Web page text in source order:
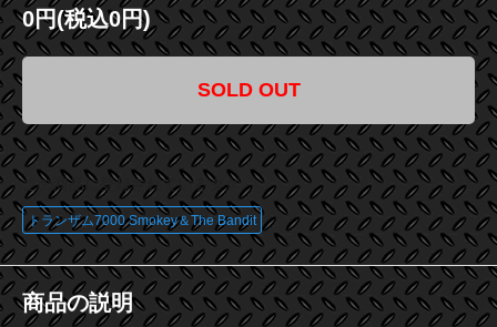
0円(税込0円)
SOLD OUT
この商品に登録されているタグ
トランザム7000 Smokey＆The Bandit
商品の説明